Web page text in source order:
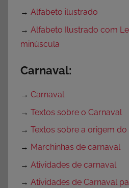
→ Alfabeto ilustrado
→ Alfabeto Ilustrado com
minúscula
Carnaval:
→ Carnaval
→ Textos sobre o Carnaval
→ Textos sobre a origem do
→ Marchinhas de carnaval
→ Atividades de carnaval
→ Atividades de Carnaval